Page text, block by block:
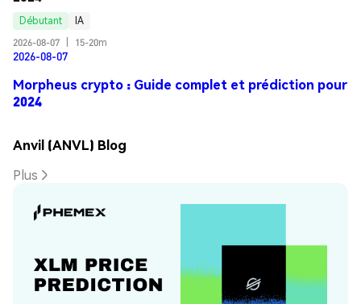
Débutant
IA
2026-08-07
15-20m
2026-08-07
Morpheus crypto : Guide complet et prédiction pour
2024
Anvil (ANVL) Blog
Plus